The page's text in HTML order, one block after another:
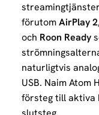
förutomAirPlay 2
och Roon Ready
naturligtvis
USB. Naim Atom
försteg till aktiva